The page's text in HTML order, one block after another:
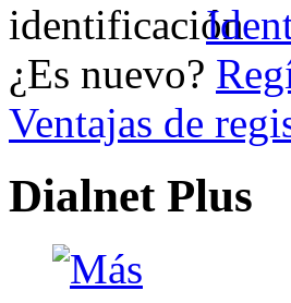
¿Es nuevo?
Ventajas de
Dialnet Plus